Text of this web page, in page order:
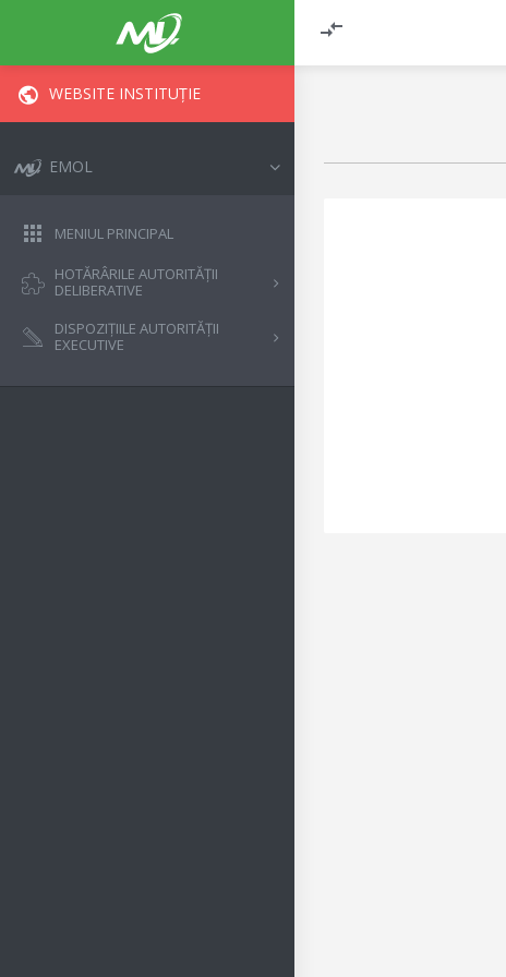
WEBSITE INSTITUȚIE
EMOL
MENIUL PRINCIPAL
HOTĂRÂRILE AUTORITĂȚII
DELIBERATIVE
DISPOZIȚIILE AUTORITĂȚII
EXECUTIVE